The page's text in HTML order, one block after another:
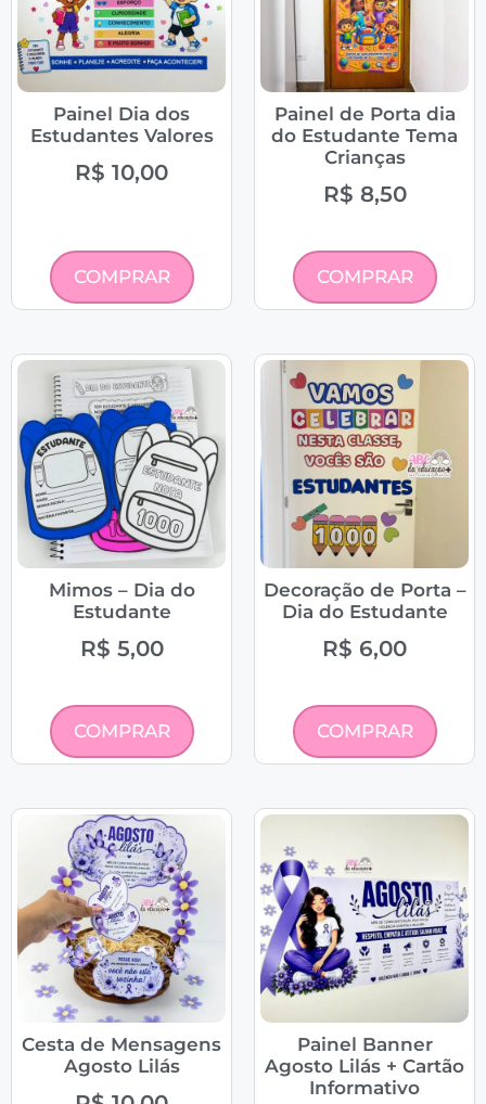
Painel Dia dos
Estudantes Valores
R$ 10,00
COMPRAR
Painel de Porta dia
do Estudante Tema
Crianças
R$ 8,50
COMPRAR
Mimos – Dia do
Estudante
R$ 5,00
COMPRAR
Decoração de Porta –
Dia do Estudante
R$ 6,00
COMPRAR
Cesta de Mensagens
Agosto Lilás
Painel Banner
Agosto Lilás + Cartão
Informativo